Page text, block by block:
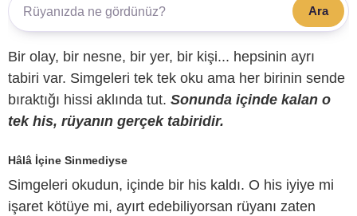
Ara
Bir olay, bir nesne, bir yer, bir kişi... hepsinin ayrı
tabiri var. Simgeleri tek tek oku ama her birinin sende
bıraktığı hissi aklında tut. Sonunda içinde kalan o
tek his, rüyanın gerçek tabiridir.
Hâlâ İçine Sinmediyse
Simgeleri okudun, içinde bir his kaldı. O his iyiye mi
işaret kötüye mi, ayırt edebiliyorsan rüyanı zaten